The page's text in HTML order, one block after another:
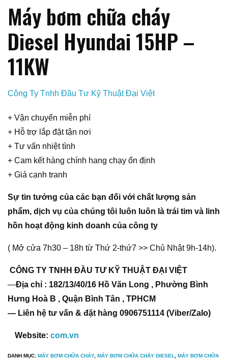
Máy bơm chữa cháy
Diesel Hyundai 15HP –
11KW
Công Ty Tnhh Đầu Tư Kỹ Thuật Đại Việt
+ Vận chuyển miễn phí
+ Hỗ trợ lắp đặt tận nơi
+ Tư vấn nhiệt tình
+ Cam kết hàng chính hang chạy ổn định
+ Giá cạnh tranh
Sự tin tưởng của các bạn đối với chất lượng sản
phẩm, dịch vụ của chúng tôi luôn luôn là trái tim và linh
hồn hoạt động kinh doanh của công ty
( Mở cửa 7h30 – 18h từ Thứ 2-thứ7 >> Chủ Nhật 9h-14h).
CÔNG TY TNHH ĐẦU TƯ KỸ THUẬT ĐẠI VIỆT
—Địa chỉ : 182/13/40/16 Hồ Văn Long , Phường Bình
Hưng Hoà B , Quận Bình Tân , TPHCM
— Liên hệ tư vấn & đặt hàng 0906751114 (Viber/Zalo)
Website:com.vn
DANH MỤC: MÁY BƠM CHỮA CHÁY, MÁY BƠM CHỮA CHÁY DIESEL, MÁY BƠM CHỮA